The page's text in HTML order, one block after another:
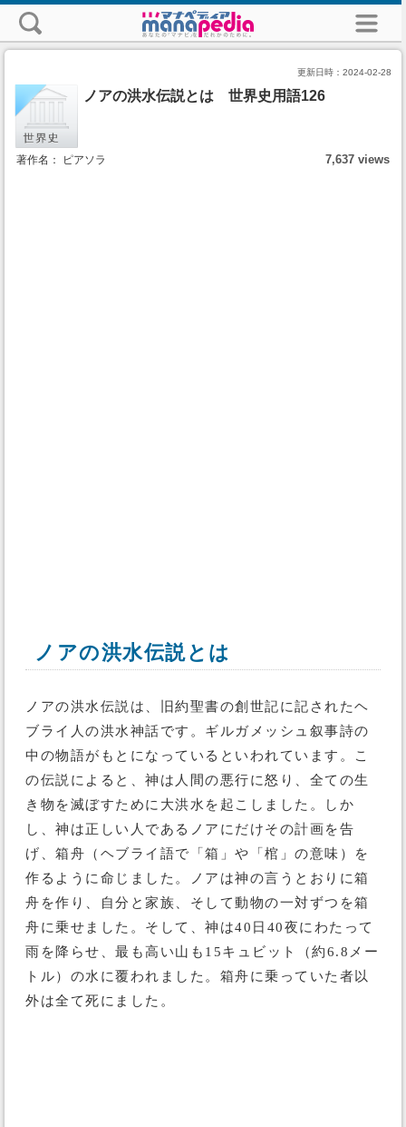
更新日時： 2024-02-28
ノアの洪水伝説とは 世界史用語126
著作名： ピアソラ 7,637 views
ノアの洪水伝説とは
ノアの洪水伝説は、旧約聖書の創世記に記されたヘ
ブライ人の洪水神話です。ギルガメッシュ叙事詩の
中の物語がもとになっているといわれています。こ
の伝説によると、神は人間の悪行に怒り、全ての生
き物を滅ぼすために大洪水を起こしました。しか
し、神は正しい人であるノアにだけその計画を告
げ、箱舟（ヘブライ語で「箱」や「棺」の意味）を
作るように命じました。ノアは神の言うとおりに箱
舟を作り、自分と家族、そして動物の一対ずつを箱
舟に乗せました。そして、神は40日40夜にわたって
雨を降らせ、最も高い山も15キュビット（約6.8メー
トル）の水に覆われました。箱舟に乗っていた者以
外は全て死にました。